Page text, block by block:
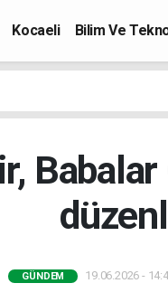
Kocaeli Bilim Ve
GÜNDEM 19.06.2026 -